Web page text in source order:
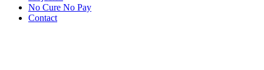
No Cure No Pay
Contact